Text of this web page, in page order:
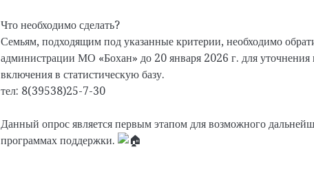
Что необходимо сделать?
Семьям, подходящим под указанные критерии, необходимо
администрации МО «Бохан» до 20 января 2026 г. для
включения в статистическую базу.
тел: 8(39538)25-7-30
Данный опрос является первым этапом для возможного
программах поддержки.